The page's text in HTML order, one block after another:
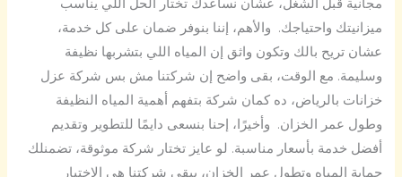
مجانية قبل الشغل، عشان نساعدك تختار الحل اللي يناسب
ميزانيتك واحتياجك. والأهم، إننا بنوفر ضمان على كل خدمة،
عشان تريح بالك وتكون واثق إن المياه اللي بتشربها نظيفة
وسليمة. مع الوقت، بقى واضح إن شركتنا مش بس شركة عزل
خزانات بالرياض، ده كمان شركة بتفهم أهمية المياه النظيفة
وطول عمر الخزان. وأخيرًا، إحنا بنسعى دايمًا للتطوير وتقديم
أفضل خدمة بأسعار مناسبة. لو عايز تختار شركة موثوقة، تضمنلك
حماية المياه وتطول عمر الخزان، يبقى شركتنا هي الاختيار